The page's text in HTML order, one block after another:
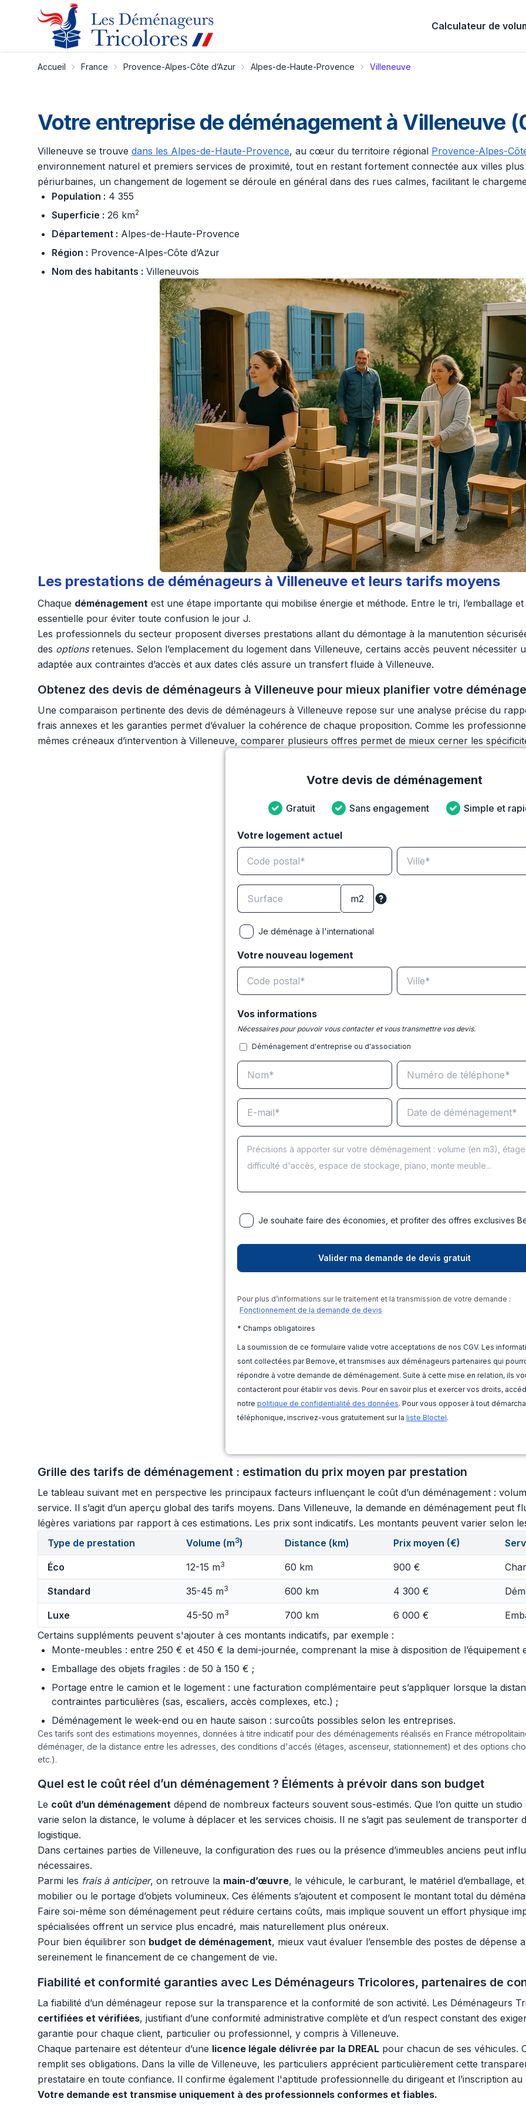
Calculateur de
Accueil France Provence-Alpes-Côte d’Azur Alpes-de-Haute-Provence Villeneuve
Votre entreprise de déménagement à Villeneuve
Villeneuve se trouve dans les Alpes-de-Haute-Provence, au cœur du territoire régional Provence-Alpes-
environnement naturel et premiers services de proximité, tout en restant fortement connectée aux villes
périurbaines, un changement de logement se déroule en général dans des rues calmes, facilitant le
Population : 4 355
Superficie : 26 km2
Département : Alpes-de-Haute-Provence
Région : Provence-Alpes-Côte d’Azur
Nom des habitants : Villeneuvois
Les prestations de déménageurs à Villeneuve et leurs tarifs moyens
Chaque déménagement est une étape importante qui mobilise énergie et méthode. Entre le tri, l’emballage
essentielle pour éviter toute confusion le jour J.
Les professionnels du secteur proposent diverses prestations allant du démontage à la manutention
des optionsretenues. Selon l’emplacement du logement dans Villeneuve, certains accès peuvent nécessiter
adaptée aux contraintes d’accès et aux dates clés assure un transfert fluide à Villeneuve.
Obtenez des devis de déménageurs à Villeneuve pour mieux planifier votre
Une comparaison pertinente des devis de déménageurs à Villeneuve repose sur une analyse précise du
frais annexes et les garanties permet d’évaluer la cohérence de chaque proposition. Comme les
mêmes créneaux d’intervention à Villeneuve, comparer plusieurs offres permet de mieux cerner les
Votre devis de déménagement
Gratuit Sans engagement Simple et
Votre logement actuel
Je déménage à l'international
Votre nouveau logement
Vos informations
Nécessaires pour pouvoir vous contacter et vous transmettre vos devis.
Déménagement d'entreprise ou d'association
Je souhaite faire des économies, et profiter des offres exclusives
Pour plus d’informations sur le traitement et la transmission de votre demande :
Fonctionnement de la demande de devis
* Champs obligatoires
La soumission de ce formulaire valide votre acceptations de nos CGV. Les
sont collectées par Bemove, et transmises aux déménageurs partenaires qui
répondre à votre demande de déménagement. Suite à cette mise en relation, ils
contacteront pour établir vos devis. Pour en savoir plus et exercer vos droits,
notre politique de confidentialité des données. Pour vous opposer à tout
téléphonique, inscrivez-vous gratuitement sur la liste Bloctel.
Grille des tarifs de déménagement : estimation du prix moyen par prestation
Le tableau suivant met en perspective les principaux facteurs influençant le coût d’un déménagement :
service. Il s’agit d’un aperçu global des tarifs moyens. Dans Villeneuve, la demande en déménagement
légères variations par rapport à ces estimations. Les prix sont indicatifs. Les montants peuvent varier selon
Type de prestation
Volume (m3) Distance (km) Prix moyen (€)
Éco 12-15 m3 60 km 900 €
Standard 35-45 m3 600 km 4 300 €
Luxe 45-50 m3 700 km 6 000 €
Certains suppléments peuvent s'ajouter à ces montants indicatifs, par exemple :
Monte-meubles : entre 250 € et 450 € la demi-journée, comprenant la mise à disposition de l’équipement
Emballage des objets fragiles : de 50 à 150 € ;
Portage entre le camion et le logement : une facturation complémentaire peut s’appliquer lorsque la
contraintes particulières (sas, escaliers, accès complexes, etc.) ;
Déménagement le week-end ou en haute saison : surcoûts possibles selon les entreprises.
Ces tarifs sont des estimations moyennes, données à titre indicatif pour des déménagements réalisés en France
déménager, de la distance entre les adresses, des conditions d'accés (étages, ascenseur, stationnement) et des options
etc.).
Quel est le coût réel d’un déménagement ? Éléments à prévoir dans son budget
Le coût d’un déménagement dépend de nombreux facteurs souvent sous-estimés. Que l’on quitte un
varie selon la distance, le volume à déplacer et les services choisis. Il ne s’agit pas seulement de transporter
logistique.
Dans certaines parties de Villeneuve, la configuration des rues ou la présence d’immeubles anciens peut
nécessaires.
Parmi les frais à anticiper, on retrouve la main-d’œuvre, le véhicule, le carburant, le matériel d’emballage,
mobilier ou le portage d’objets volumineux. Ces éléments s’ajoutent et composent le montant total du
Faire soi-même son déménagement peut réduire certains coûts, mais implique souvent un effort physique
spécialisées offrent un service plus encadré, mais naturellement plus onéreux.
Pour bien équilibrer son budget de déménagement, mieux vaut évaluer l’ensemble des postes de
sereinement le financement de ce changement de vie.
Fiabilité et conformité garanties avec Les Déménageurs Tricolores, partenaires de
La fiabilité d’un déménageur repose sur la transparence et la conformité de son activité. Les Déménageurs
certifiées et vérifiées, justifiant d’une conformité administrative complète et d’un respect constant des
garantie pour chaque client, particulier ou professionnel, y compris à Villeneuve.
Chaque partenaire est détenteur d’une licence légale délivrée par la DREAL pour chacun de ses véhicules.
remplit ses obligations. Dans la ville de Villeneuve, les particuliers apprécient particulièrement cette
prestataire en toute confiance. Il confirme également l'aptitude professionnelle du dirigeant et l’inscription
Votre demande est transmise uniquement à des professionnels conformes et fiables.